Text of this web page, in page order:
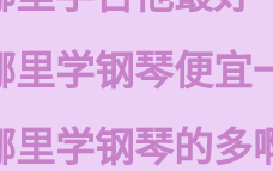
里学钢琴便宜
里学钢琴的多